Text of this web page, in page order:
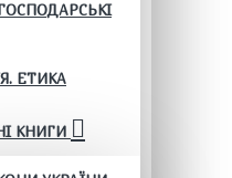
ЕТИКА
КНИГИ